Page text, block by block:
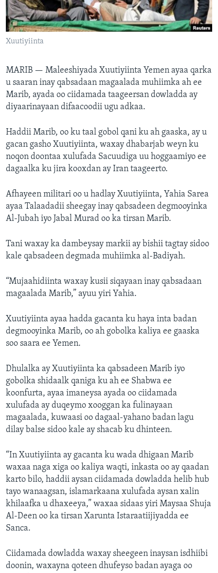
FAAQIDAADDA TODDOBAADKA
DHEXTAALKA TODDOBAADKA
Xuutiyiinta
MARIB — Maleeshiyada Xuutiyiinta Yemen ayaa qarka
u saaran inay qabsadaan magaalada muhiimka ah ee
Marib, ayada oo ciidamada taageersan dowladda ay
diyaarinayaan difaacoodii ugu adkaa.
Haddii Marib, oo ku taal gobol qani ku ah gaaska, ay u
gacan gasho Xuutiyiinta, waxay dhabarjab weyn ku
noqon doontaa xulufada Sacuudiga uu hoggaamiyo ee
dagaalka ku jira kooxdan ay Iran taageerto.
Afhayeen militari oo u hadlay Xuutiyiinta, Yahia Sarea
ayaa Talaadadii sheegay inay qabsadeen degmooyinka
Al-Jubah iyo Jabal Murad oo ka tirsan Marib.
Tani waxay ka dambeysay markii ay bishii tagtay sidoo
kale qabsadeen degmada muhiimka al-Badiyah.
“Mujaahidiinta waxay kusii siqayaan inay qabsadaan
magaalada Marib,” ayuu yiri Yahia.
Xuutiyiinta ayaa hadda gacanta ku haya inta badan
degmooyinka Marib, oo ah gobolka kaliya ee gaaska
soo saara ee Yemen.
Dhulalka ay Xuutiyiinta ka qabsadeen Marib iyo
gobolka shidaalk qaniga ku ah ee Shabwa ee
koonfurta, ayaa imaneysa ayada oo ciidamada
xulufada ay duqeymo xooggan ka fulinayaan
magaalada, kuwaasi oo dagaal-yahano badan lagu
dilay balse sidoo kale ay shacab ku dhinteen.
“In Xuutiyiinta ay gacanta ku wada dhigaan Marib
waxaa naga xiga oo kaliya waqti, inkasta oo ay qaadan
karto bilo, haddii aysan ciidamada dowladda helib hub
tayo wanaagsan, islamarkaana xulufada aysan xalin
khilaafka u dhaxeeya,” waxaa sidaas yiri Maysaa Shuja
Al-Deen oo ka tirsan Xarunta Istaraatiijiyadda ee
Sanca.
Ciidamada dowladda waxay sheegeen inaysan isdhiibi
doonin, waxayna qoteen dhufeyso badan ayaga oo